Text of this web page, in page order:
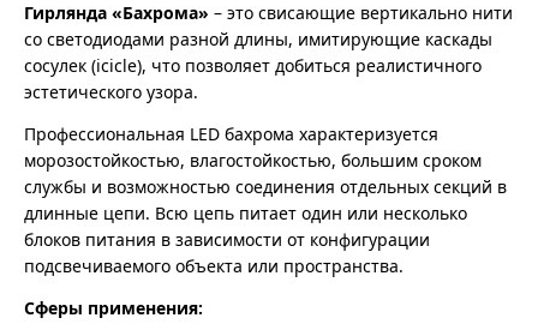
Гирлянда «Бахрома» – это свисающие вертикально нити
со светодиодами разной длины, имитирующие каскады
сосулек (icicle), что позволяет добиться реалистичного
эстетического узора.
Профессиональная LED бахрома характеризуется
морозостойкостью, влагостойкостью, большим сроком
службы и возможностью соединения отдельных секций в
длинные цепи. Всю цепь питает один или несколько
блоков питания в зависимости от конфигурации
подсвечиваемого объекта или пространства.
Сферы применения: